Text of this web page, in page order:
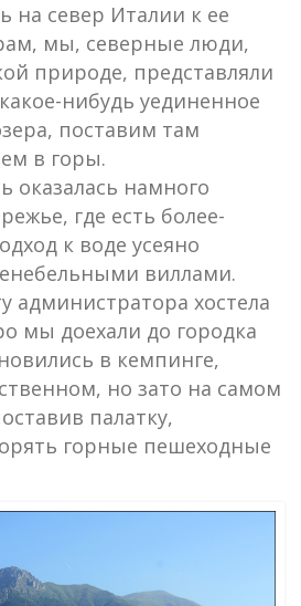
на север Италии к ее
мы, северные люди,
природе, представляли
нибудь уединенное
поставим там
в горы.
оказалась намного
где есть более-
к воде усеяно
виллами.
администратора хостела
мы доехали до городка
в кемпинге,
но зато на самом
палатку,
горные пешеходные